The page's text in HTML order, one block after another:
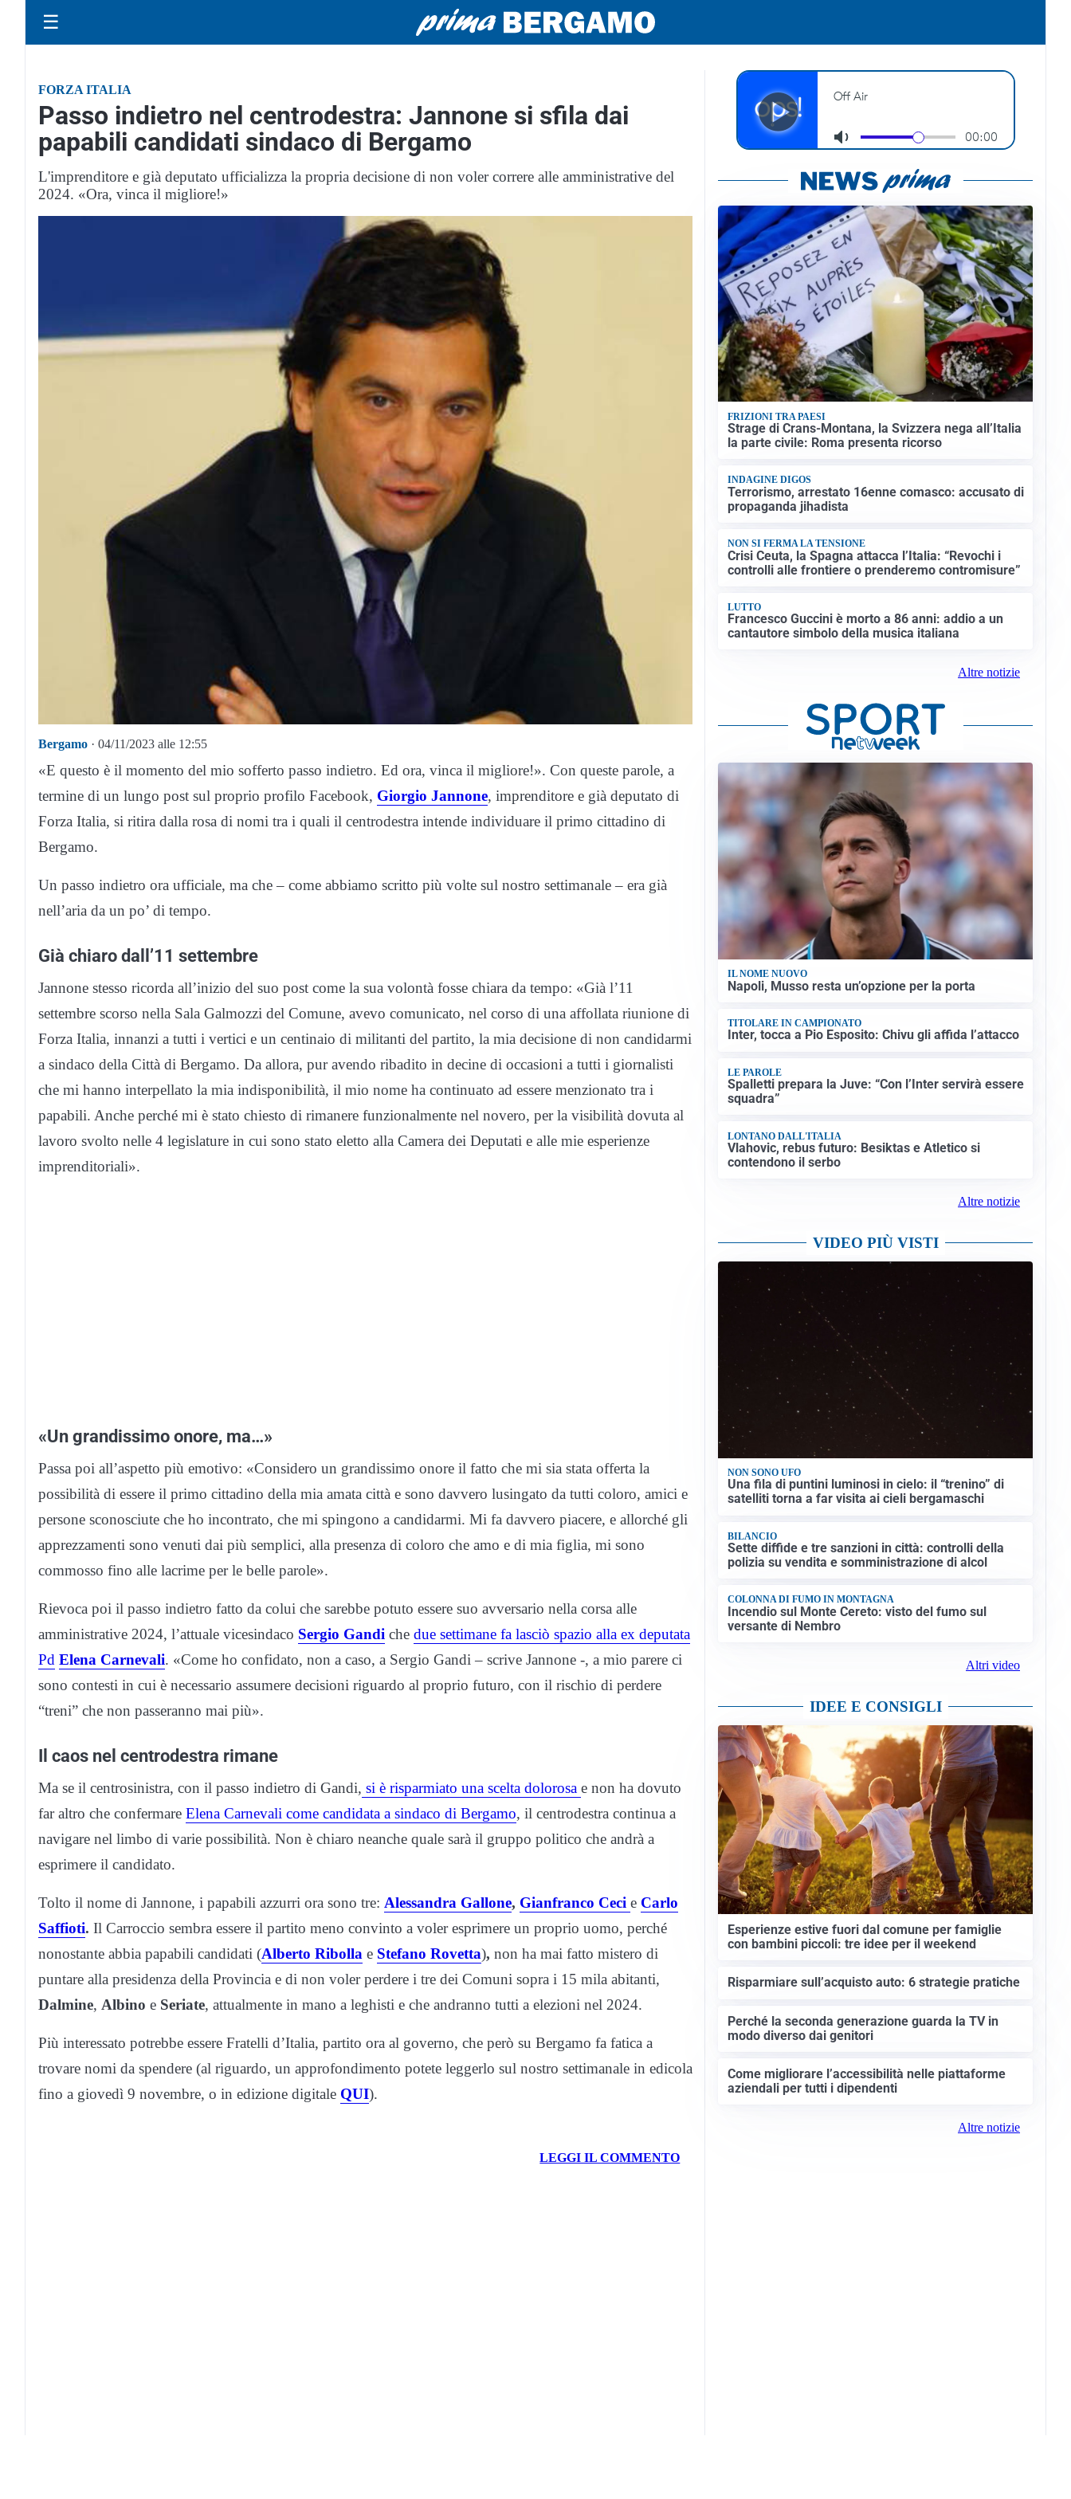
☰
FORZA ITALIA
Passo indietro nel centrodestra: Jannone si sfila dai
papabili candidati sindaco di Bergamo
L'imprenditore e già deputato ufficializza la propria decisione di non voler correre alle amministrative del
2024. «Ora, vinca il migliore!»
Bergamo · 04/11/2023 alle 12:55
«E questo è il momento del mio sofferto passo indietro. Ed ora, vinca il migliore!». Con queste parole, a
termine di un lungo post sul proprio profilo Facebook, Giorgio Jannone, imprenditore e già deputato di
Forza Italia, si ritira dalla rosa di nomi tra i quali il centrodestra intende individuare il primo cittadino di
Bergamo.
Un passo indietro ora ufficiale, ma che – come abbiamo scritto più volte sul nostro settimanale – era già
nell’aria da un po’ di tempo.
Già chiaro dall’11 settembre
Jannone stesso ricorda all’inizio del suo post come la sua volontà fosse chiara da tempo: «Già l’11
settembre scorso nella Sala Galmozzi del Comune, avevo comunicato, nel corso di una affollata riunione di
Forza Italia, innanzi a tutti i vertici e un centinaio di militanti del partito, la mia decisione di non candidarmi
a sindaco della Città di Bergamo. Da allora, pur avendo ribadito in decine di occasioni a tutti i giornalisti
che mi hanno interpellato la mia indisponibilità, il mio nome ha continuato ad essere menzionato tra i
papabili. Anche perché mi è stato chiesto di rimanere funzionalmente nel novero, per la visibilità dovuta al
lavoro svolto nelle 4 legislature in cui sono stato eletto alla Camera dei Deputati e alle mie esperienze
imprenditoriali».
«Un grandissimo onore, ma…»
Passa poi all’aspetto più emotivo: «Considero un grandissimo onore il fatto che mi sia stata offerta la
possibilità di essere il primo cittadino della mia amata città e sono davvero lusingato da tutti coloro, amici e
persone sconosciute che ho incontrato, che mi spingono a candidarmi. Mi fa davvero piacere, e allorché gli
apprezzamenti sono venuti dai più semplici, alla presenza di coloro che amo e di mia figlia, mi sono
commosso fino alle lacrime per le belle parole».
Rievoca poi il passo indietro fatto da colui che sarebbe potuto essere suo avversario nella corsa alle
amministrative 2024, l’attuale vicesindaco Sergio Gandi che due settimane fa lasciò spazio alla ex deputata
Pd Elena Carnevali. «Come ho confidato, non a caso, a Sergio Gandi – scrive Jannone -, a mio parere ci
sono contesti in cui è necessario assumere decisioni riguardo al proprio futuro, con il rischio di perdere
“treni” che non passeranno mai più».
Il caos nel centrodestra rimane
Ma se il centrosinistra, con il passo indietro di Gandi, si è risparmiato una scelta dolorosa e non ha dovuto
far altro che confermare Elena Carnevali come candidata a sindaco di Bergamo, il centrodestra continua a
navigare nel limbo di varie possibilità. Non è chiaro neanche quale sarà il gruppo politico che andrà a
esprimere il candidato.
Tolto il nome di Jannone, i papabili azzurri ora sono tre: Alessandra Gallone, Gianfranco Ceci e Carlo
Saffioti. Il Carroccio sembra essere il partito meno convinto a voler esprimere un proprio uomo, perché
nonostante abbia papabili candidati (Alberto Ribolla e Stefano Rovetta), non ha mai fatto mistero di
puntare alla presidenza della Provincia e di non voler perdere i tre dei Comuni sopra i 15 mila abitanti,
Dalmine, Albino e Seriate, attualmente in mano a leghisti e che andranno tutti a elezioni nel 2024.
Più interessato potrebbe essere Fratelli d’Italia, partito ora al governo, che però su Bergamo fa fatica a
trovare nomi da spendere (al riguardo, un approfondimento potete leggerlo sul nostro settimanale in edicola
fino a giovedì 9 novembre, o in edizione digitale QUI).
LEGGI IL COMMENTO
FRIZIONI TRA PAESI
Strage di Crans-Montana, la Svizzera nega all’Italia
la parte civile: Roma presenta ricorso
INDAGINE DIGOS
Terrorismo, arrestato 16enne comasco: accusato di
propaganda jihadista
NON SI FERMA LA TENSIONE
Crisi Ceuta, la Spagna attacca l’Italia: “Revochi i
controlli alle frontiere o prenderemo contromisure”
LUTTO
Francesco Guccini è morto a 86 anni: addio a un
cantautore simbolo della musica italiana
Altre notizie
IL NOME NUOVO
Napoli, Musso resta un’opzione per la porta
TITOLARE IN CAMPIONATO
Inter, tocca a Pio Esposito: Chivu gli affida l’attacco
LE PAROLE
Spalletti prepara la Juve: “Con l’Inter servirà essere
squadra”
LONTANO DALL'ITALIA
Vlahovic, rebus futuro: Besiktas e Atletico si
contendono il serbo
Altre notizie
VIDEO PIÙ VISTI
NON SONO UFO
Una fila di puntini luminosi in cielo: il “trenino” di
satelliti torna a far visita ai cieli bergamaschi
BILANCIO
Sette diffide e tre sanzioni in città: controlli della
polizia su vendita e somministrazione di alcol
COLONNA DI FUMO IN MONTAGNA
Incendio sul Monte Cereto: visto del fumo sul
versante di Nembro
Altri video
IDEE E CONSIGLI
Esperienze estive fuori dal comune per famiglie
con bambini piccoli: tre idee per il weekend
Risparmiare sull’acquisto auto: 6 strategie pratiche
Perché la seconda generazione guarda la TV in
modo diverso dai genitori
Come migliorare l’accessibilità nelle piattaforme
aziendali per tutti i dipendenti
Altre notizie